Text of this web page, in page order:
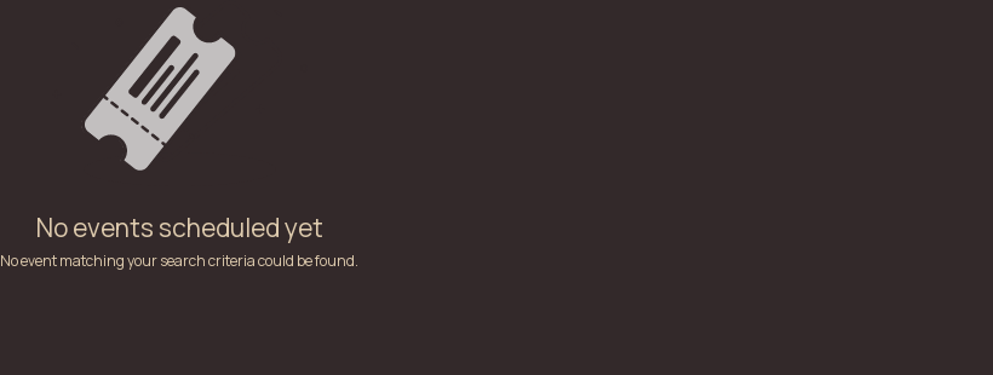
No events scheduled yet
No event matching your search criteria could be found.